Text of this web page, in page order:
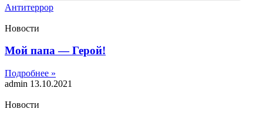
Антитеррор
Новости
Мой папа — Герой!
Подробнее »
admin 13.10.2021
Новости